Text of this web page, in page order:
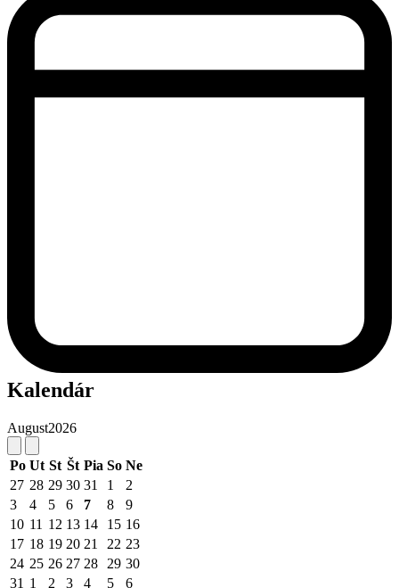
Kalendár
August2026
Po Ut St Št Pia So Ne
27 28 29 30 31 1
2
3
4 5 6 7 8
9
10 11 12 13 14 15 16
17 18 19 20 21 22 23
24 25 26 27 28 29 30
31 1 2 3 4 5 6